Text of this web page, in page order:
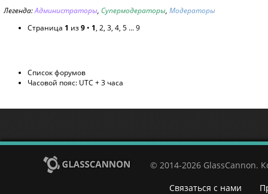
Легенда:Администраторы, Супермодераторы, Модераторы
Страница 1 из9 • 1, 2, 3, 4, 5 ...9
Список форумов
Часовой пояс: UTC + 3 часа
© 2014-2026 GlassCannon.
Связаться с нами